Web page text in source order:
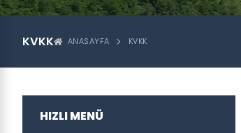
KVKK ANASAYFA KVKK
HIZLI MENÜ